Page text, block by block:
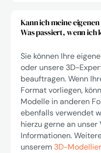
Kann ich meine
Was passiert, wenn ich
Sie können Ihre
oder unsere 3D-
beauftragen. Wenn
Format vorliegen,
Modelle in anderen
ebenfalls verwendet
hierzu gerne an
Informationen.
unserem 3D-